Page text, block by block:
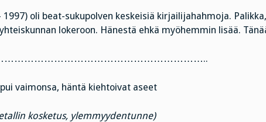
1997) oli beat-sukupolven keskeisiä kirjailijahahmoja.
lokeroon. Hänestä ehkä myöhemmin lisää.
vaimonsa, häntä kiehtoivat aseet
kosketus, ylemmyydentunne)